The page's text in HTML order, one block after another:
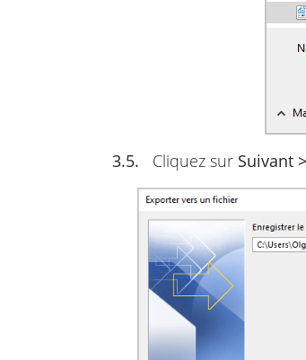
3.5. Cliquez sur Suivant >